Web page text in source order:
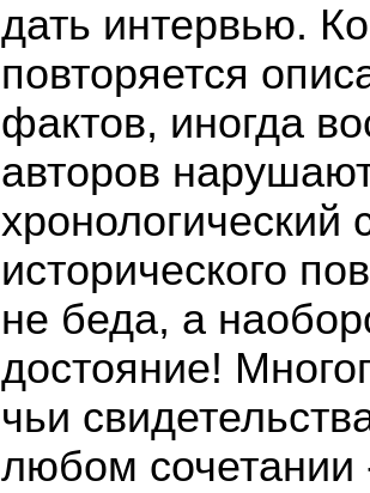
дать интервью.
повторяется
фактов, иногда
авторов
хронологический
исторического
не беда, а
достояние!
чьи
любом сочетании